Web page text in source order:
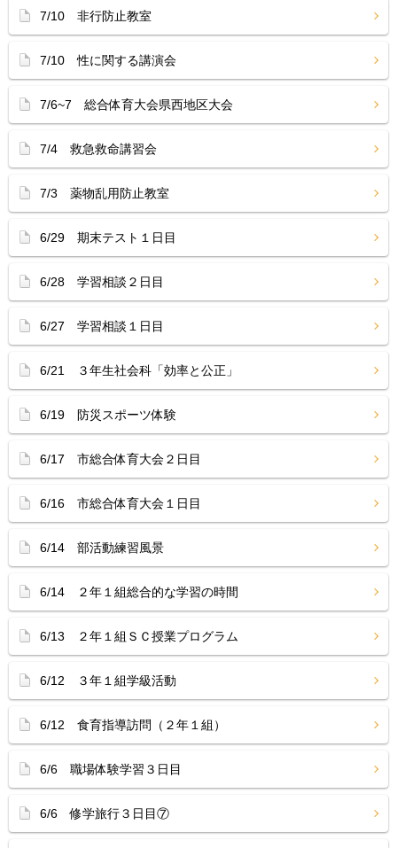
7/10 非行防止教室
7/10 性に関する講演会
7/6~7 総合体育大会県西地区大会
7/4 救急救命講習会
7/3 薬物乱用防止教室
6/29 期末テスト１日目
6/28 学習相談２日目
6/27 学習相談１日目
6/21 ３年生社会科「効率と公正」
6/19 防災スポーツ体験
6/17 市総合体育大会２日目
6/16 市総合体育大会１日目
6/14 部活動練習風景
6/14 ２年１組総合的な学習の時間
6/13 ２年１組ＳＣ授業プログラム
6/12 ３年１組学級活動
6/12 食育指導訪問（２年１組）
6/6 職場体験学習３日目
6/6 修学旅行３日目⑦